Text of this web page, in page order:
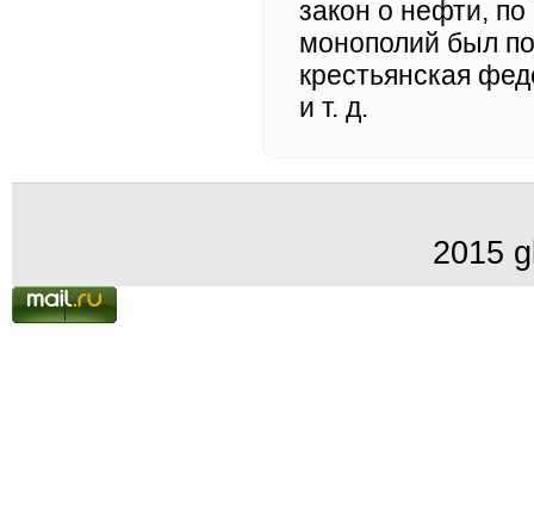
закон о нефти,
монополий был
крестьянская
и т. д.
2015